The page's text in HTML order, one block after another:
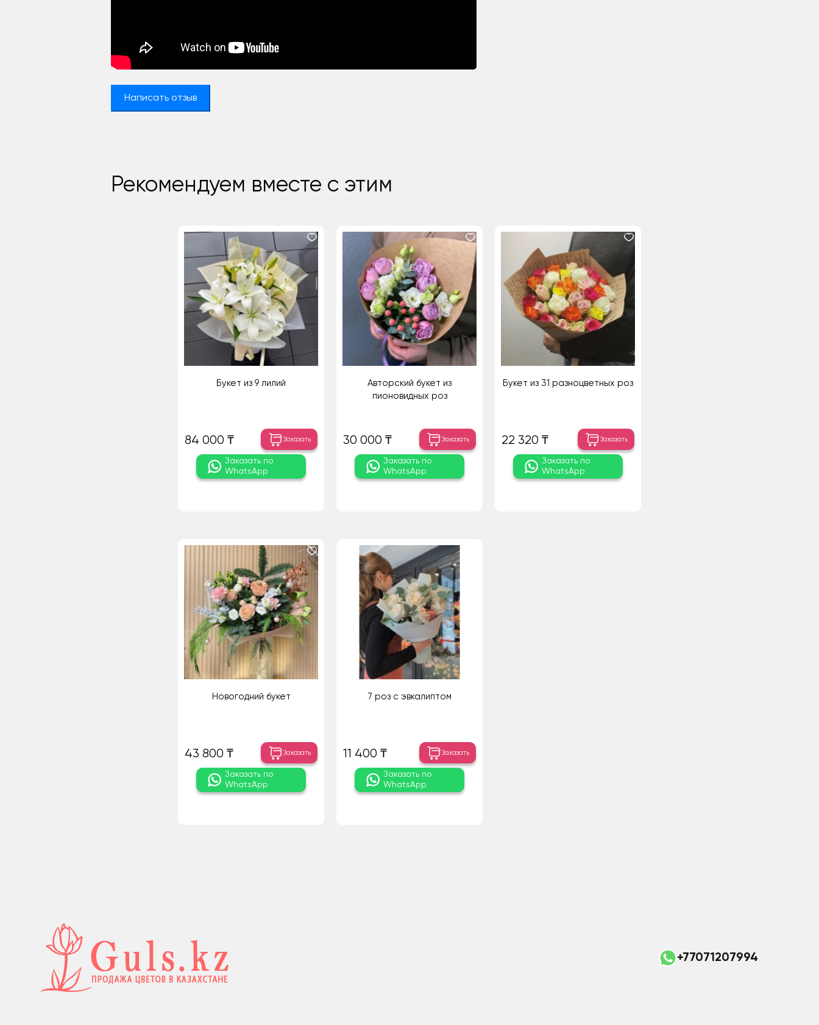
Написать отзыв
Рекомендуем вместе с этим
Букет из 9 лилий
84 000 ₸ Заказать
Заказать по
WhatsApp
Авторский букет из
пионовидных роз
30 000 ₸ Заказать
Заказать по
WhatsApp
Букет из 31 разноцветных роз
22 320 ₸ Заказать
Заказать по
WhatsApp
Новогодний букет
43 800 ₸ Заказать
Заказать по
WhatsApp
7 роз с эвкалиптом
11 400 ₸ Заказать
Заказать по
WhatsApp
+77071207994